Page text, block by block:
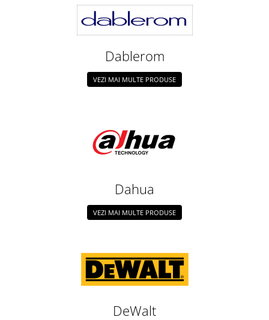
Dablerom
VEZI MAI MULTE PRODUSE
Dahua
VEZI MAI MULTE PRODUSE
DeWalt